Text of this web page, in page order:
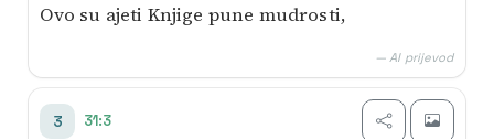
Ovo su ajeti Knjige pune mudrosti,
— AI prijevod
3 31:3